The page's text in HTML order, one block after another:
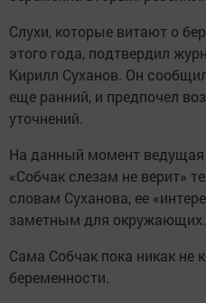
Слухи, которые витают о
этого года, подтвердил
Кирилл Суханов. Он
еще ранний, и предпочел
уточнений.
На данный момент ведущая
«Собчак слезам не верит»
словам Суханова, ее
заметным для окружающих.
Сама Собчак пока никак не
беременности.